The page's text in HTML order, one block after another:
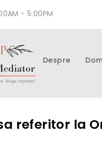
- 5:00PM
Despre
referitor la